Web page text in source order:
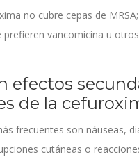
no cubre cepas de
prefieren vancomicina u
efectos
de la
frecuentes son náuseas,
cutáneas o